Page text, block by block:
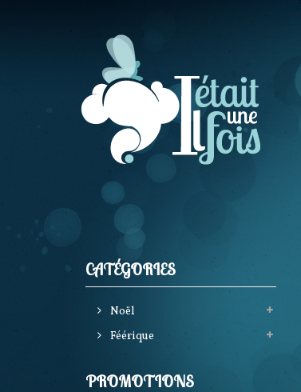
CATÉGORIES
Noël
Féérique
PROMOTIONS